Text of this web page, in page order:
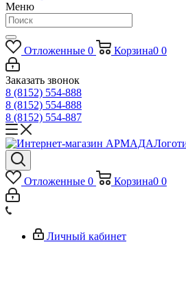
Меню
Отложенные 0 Корзина0 0
Заказать звонок
8 (8152) 554-888
8 (8152) 554-888
8 (8152) 554-887
Отложенные 0 Корзина0 0
Личный кабинет